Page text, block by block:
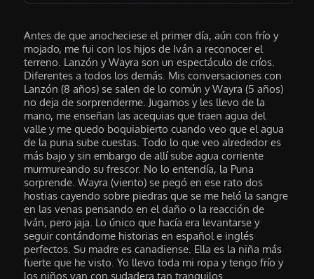
Antes de que anocheciese el primer día, aún con frío y
mojado, me fui con los hijos de Iván a reconocer el
terreno. Lanzón y Wayra son un espectáculo de críos.
Diferentes a todos los demás. Mis conversaciones con
Lanzón (8 años) se salen de lo común y Wayra (5 años)
no deja de sorprenderme. Jugamos y les llevo de la
mano, me enseñan las acequias que traen agua del
valle y me quedo boquiabierto cuando veo que el agua
de la puna sube cuestas. Todo lo que veo alrededor es
más bajo y sin embargo de allí sube agua corriente
murmureando su frescor. No lo entendía, la Puna
sorprende. Wayra (viento) se pegó en ese rato dos
hostias cayendo sobre piedras que se me heló la sangre
en las venas pensando en el daño o la reacción de
Iván, pero jaja. Lo único que hacía era levantarse y
seguir contándome historias en español e inglés
perfectos. Su madre es canadiense. Ella es la niña más
fuerte que he visto. Yo llevo toda mi ropa y tengo frío y
los niños van con sudadera tan tranquilos.